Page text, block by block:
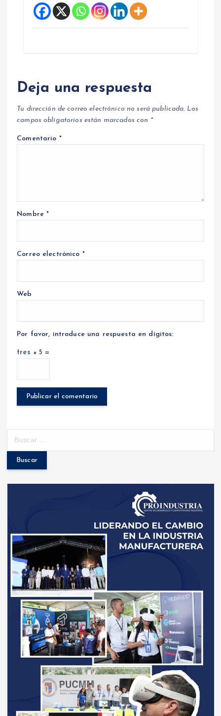
Deja una respuesta
Tu dirección de correo electrónico no será publicada. Los
campos obligatorios están marcados con *
Comentario *
Nombre*
Correo electrónico *
Web
Por favor, introduce una respuesta en dígitos:
tres × 5 =
c